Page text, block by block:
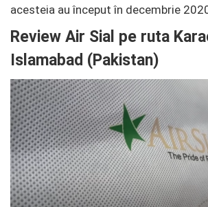
acesteia au început în decembrie
Review Air Sial pe ruta
Islamabad (Pakistan)